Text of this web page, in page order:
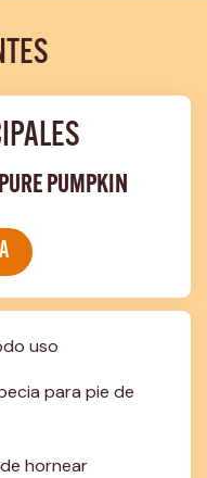
PUMPKIN
uso
para pie de
hornear